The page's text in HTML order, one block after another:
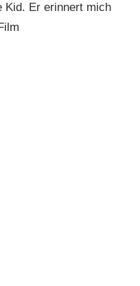
Kid. Er erinnert mich